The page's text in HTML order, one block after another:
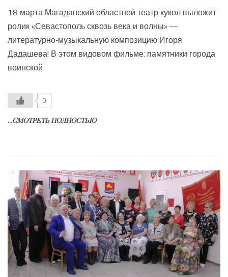
18 марта Магаданский областной театр кукол выложит
ролик «Севастополь сквозь века и волны» —
литературно‑музыкальную композицию Игоря
Дадашева! В этом видовом фильме: памятники города
воинской
0
...СМОТРЕТЬ ПОЛНОСТЬЮ